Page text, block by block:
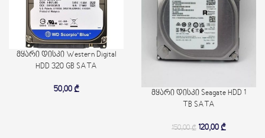
მყარი დისკი Western Digital
HDD 320 GB SATA
50,00 ₾
მყარი დისკი Seagate HDD 1
TB SATA
150,00₾ 120,00 ₾